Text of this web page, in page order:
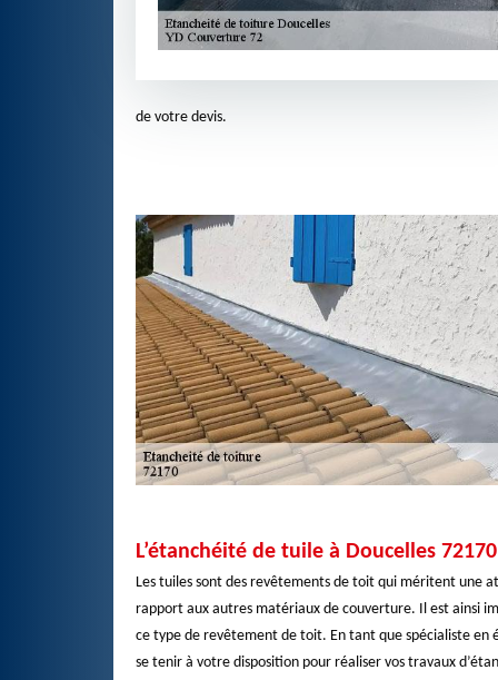
de votre devis.
L’étanchéité de tuile à Doucelles 72170
Les tuiles sont des revêtements de toit qui méritent une
rapport aux autres matériaux de couverture. Il est ainsi
ce type de revêtement de toit. En tant que spécialiste en
se tenir à votre disposition pour réaliser vos travaux